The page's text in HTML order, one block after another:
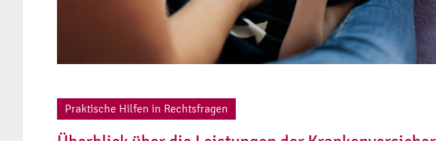
Praktische Hilfen in Rechtsfragen